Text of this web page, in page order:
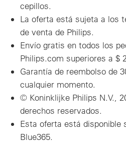
cepillos.
La oferta está sujeta a los
de venta de Philips.
Envío gratis en todos los
Philips.com superiores a $
Garantía de reembolso de
cualquier momento.
© Koninklijke Philips N.V.,
derechos reservados.
Esta oferta está disponible
Blue365.